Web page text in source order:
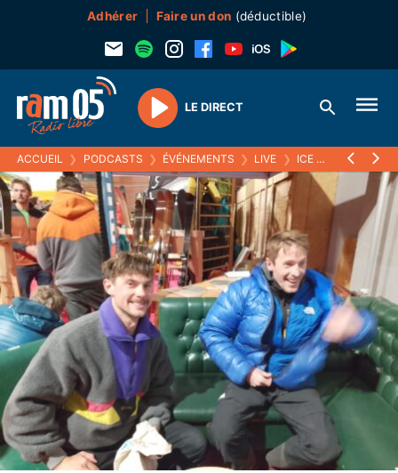
Adhérer Faire un don (déductible)
Play
LE DIRECT
ACCUEIL ❯ PODCASTS ❯ ÉVÉNEMENTS ❯ LIVE ❯ ICE CLIMBING ❯